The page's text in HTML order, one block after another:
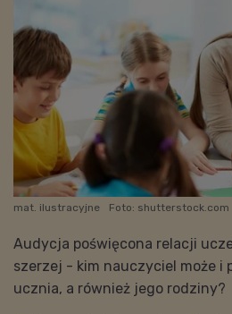
mat. ilustracyjne Foto: shutterstock.com
Audycja poświęcona relacji
szerzej - kim nauczyciel może i
ucznia, a również jego rodziny?